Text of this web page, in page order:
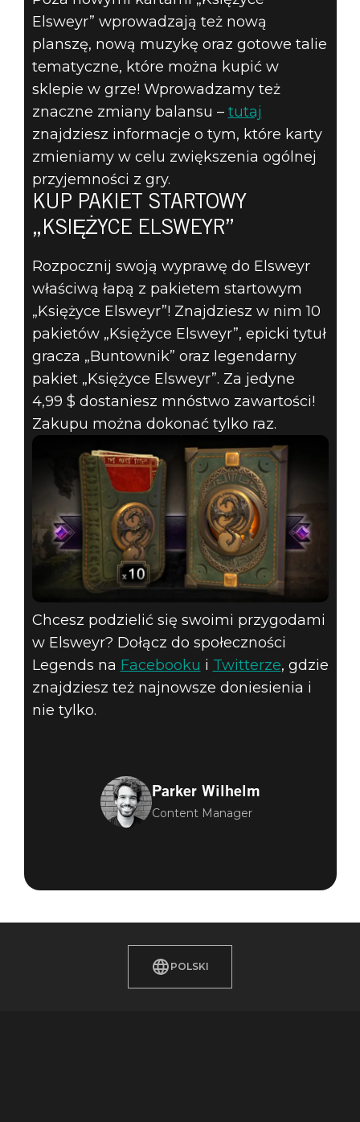
Elsweyr” wprowadzają też nową
planszę, nową muzykę oraz gotowe talie
tematyczne, które można kupić w
sklepie w grze! Wprowadzamy też
znaczne zmiany balansu – tutaj
znajdziesz informacje o tym, które karty
zmieniamy w celu zwiększenia ogólnej
przyjemności z gry.
KUP PAKIET STARTOWY
„KSIĘŻYCE ELSWEYR”
Rozpocznij swoją wyprawę do Elsweyr
właściwą łapą z pakietem startowym
„Księżyce Elsweyr”! Znajdziesz w nim 10
pakietów „Księżyce Elsweyr”, epicki tytuł
gracza „Buntownik” oraz legendarny
pakiet „Księżyce Elsweyr”. Za jedyne
4,99 $ dostaniesz mnóstwo zawartości!
Zakupu można dokonać tylko raz.
Chcesz podzielić się swoimi przygodami
w Elsweyr? Dołącz do społeczności
Legends na Facebooku i Twitterze, gdzie
znajdziesz też najnowsze doniesienia i
nie tylko.
Parker Wilhelm
Content Manager
POLSKI